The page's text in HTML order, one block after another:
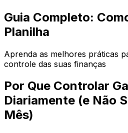
Guia Completo:
Planilha
Aprenda as melhores práticas
controle das suas finanças
Por Que Controlar
Diariamente (e Não
Mês)